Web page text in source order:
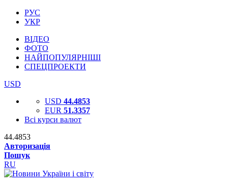
РУС
УКР
ВІДЕО
ФОТО
НАЙПОПУЛЯРНІШІ
СПЕЦПРОЕКТИ
USD
USD 44.4853
EUR 51.3357
Всі курси валют
44.4853
Авторизація
Пошук
RU